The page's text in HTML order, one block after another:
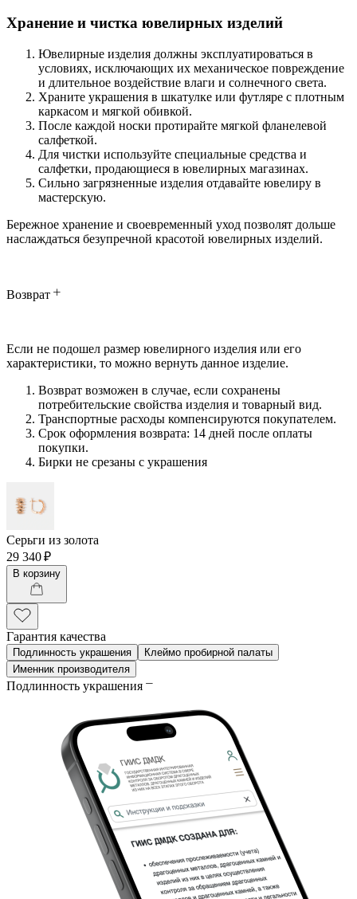
Хранение и чистка ювелирных изделий
Ювелирные изделия должны эксплуатироваться в
условиях, исключающих их механическое повреждение
и длительное воздействие влаги и солнечного света.
Храните украшения в шкатулке или футляре с плотным
каркасом и мягкой обивкой.
После каждой носки протирайте мягкой фланелевой
салфеткой.
Для чистки используйте специальные средства и
салфетки, продающиеся в ювелирных магазинах.
Сильно загрязненные изделия отдавайте ювелиру в
мастерскую.
Бережное хранение и своевременный уход позволят дольше
наслаждаться безупречной красотой ювелирных изделий.
Возврат
Если не подошел размер ювелирного изделия или его
характеристики, то можно вернуть данное изделие.
Возврат возможен в случае, если сохранены
потребительские свойства изделия и товарный вид.
Транспортные расходы компенсируются покупателем.
Срок оформления возврата: 14 дней после оплаты
покупки.
Бирки не срезаны с украшения
Серьги из золота
29 340 ₽
В корзину
Гарантия качества
Подлинность украшения
Клеймо пробирной палаты
Именник производителя
Подлинность украшения